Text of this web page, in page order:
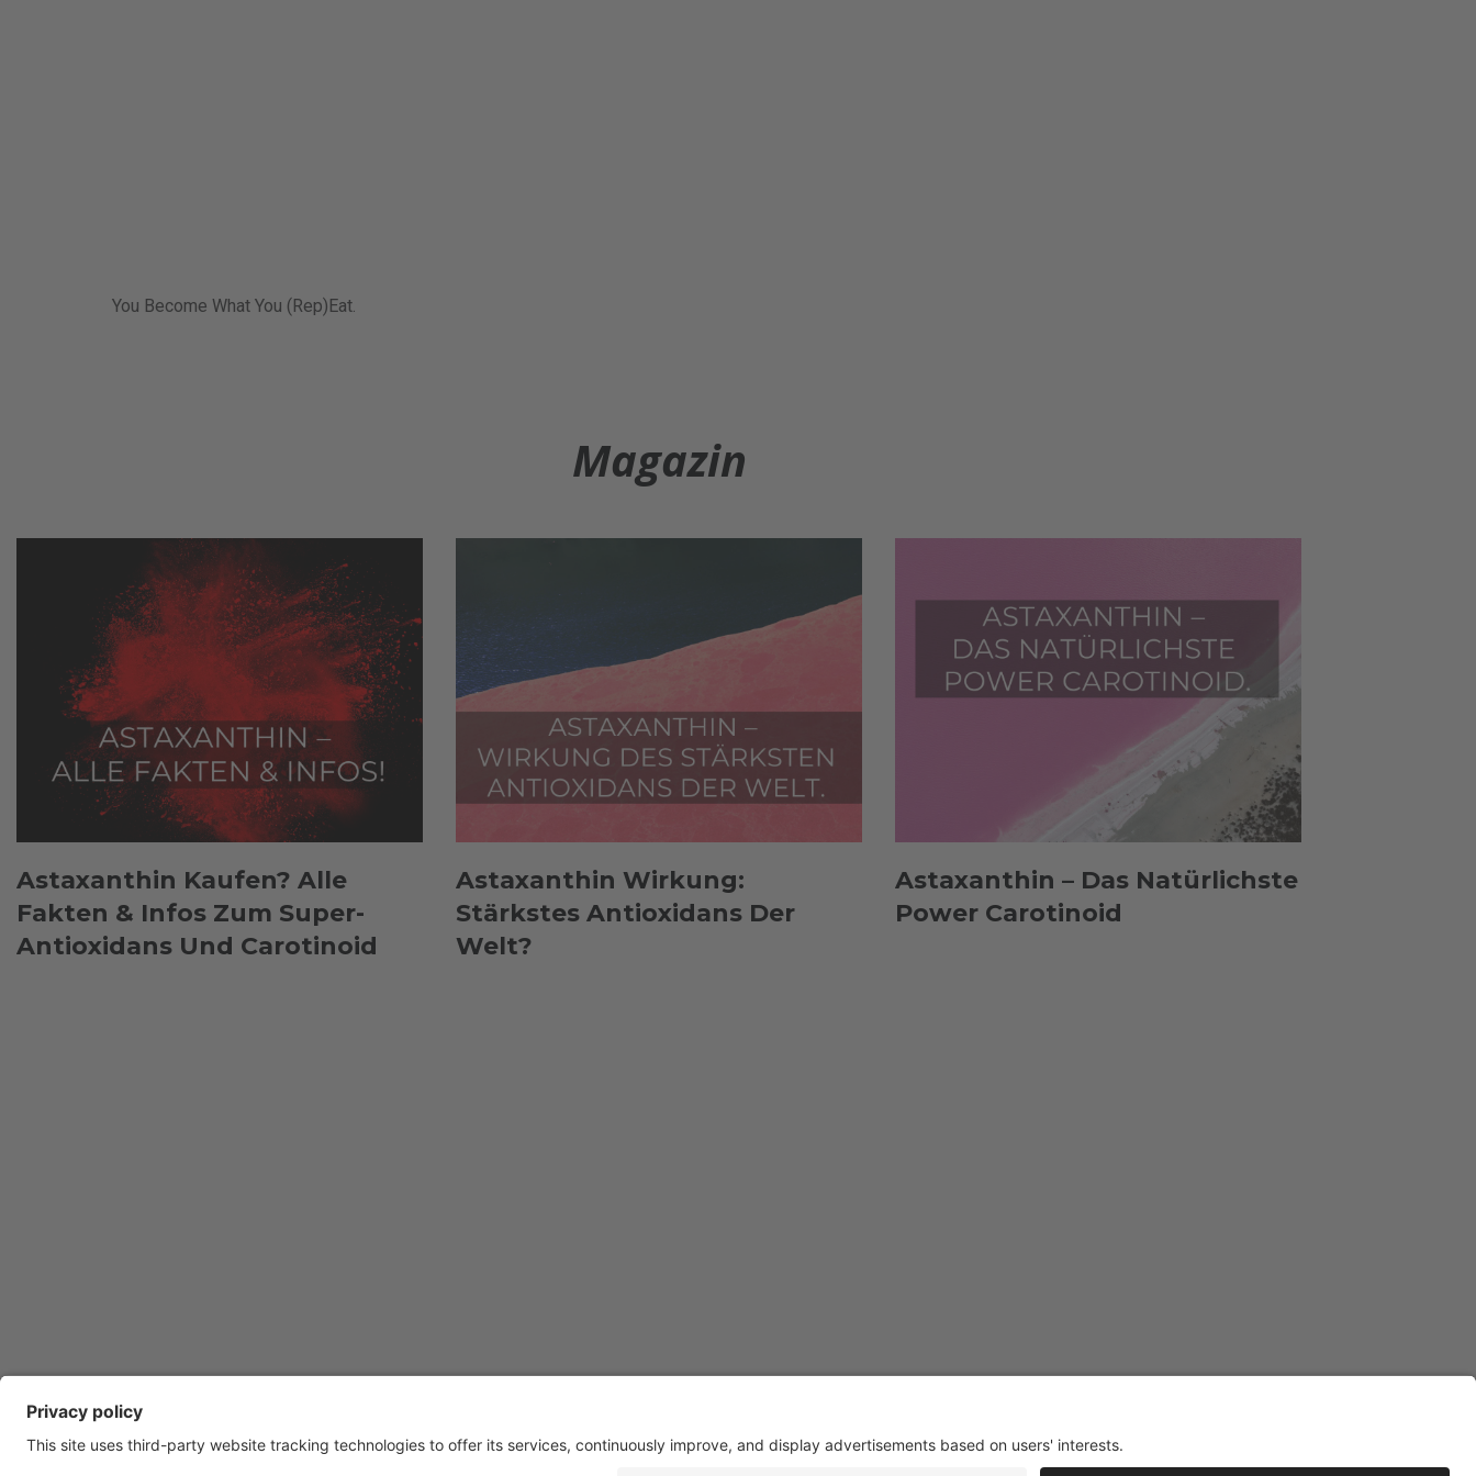
You Become What You (Rep)Eat.
Magazin
Astaxanthin Kaufen? Alle
Fakten & Infos Zum Super-
Antioxidans Und Carotinoid
Astaxanthin Wirkung:
Stärkstes Antioxidans Der
Welt?
Astaxanthin – Das Natürlichste
Power Carotinoid